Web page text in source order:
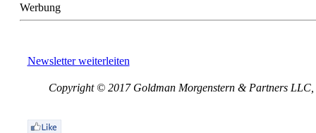
Werbung
Newsletter weiterleiten
Copyright © 2017 Goldman Morgenstern & Partners LLC,